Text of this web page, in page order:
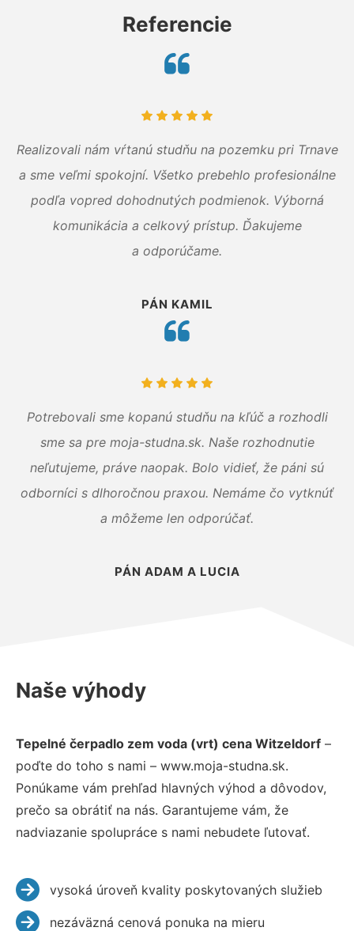
Referencie
Realizovali nám vŕtanú studňu na pozemku pri Trnave
a sme veľmi spokojní. Všetko prebehlo profesionálne
podľa vopred dohodnutých podmienok. Výborná
komunikácia a celkový prístup. Ďakujeme
a odporúčame.
PÁN KAMIL
Potrebovali sme kopanú studňu na kľúč a rozhodli
sme sa pre moja-studna.sk. Naše rozhodnutie
neľutujeme, práve naopak. Bolo vidieť, že páni sú
odborníci s dlhoročnou praxou. Nemáme čo vytknúť
a môžeme len odporúčať.
PÁN ADAM A LUCIA
Naše výhody
Tepelné čerpadlo zem voda (vrt) cena Witzeldorf –
poďte do toho s nami – www.moja-studna.sk.
Ponúkame vám prehľad hlavných výhod a dôvodov,
prečo sa obrátiť na nás. Garantujeme vám, že
nadviazanie spolupráce s nami nebudete ľutovať.
vysoká úroveň kvality poskytovaných služieb
nezáväzná cenová ponuka na mieru